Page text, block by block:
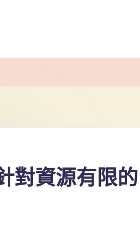
對資源有限的